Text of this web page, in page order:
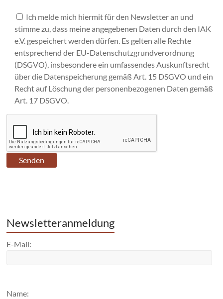
Ich melde mich hiermit für den Newsletter an und
stimme zu, dass meine angegebenen Daten durch den IAK
e.V. gespeichert werden dürfen. Es gelten alle Rechte
entsprechend der EU-Datenschutzgrundverordnung
(DSGVO), insbesondere ein umfassendes Auskunftsrecht
über die Datenspeicherung gemäß Art. 15 DSGVO und ein
Recht auf Löschung der personenbezogenen Daten gemäß
Art. 17 DSGVO.
Newsletteranmeldung
E-Mail:
Name: